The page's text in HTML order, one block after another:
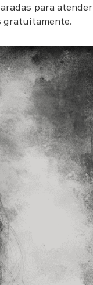
para atender
gratuitamente.